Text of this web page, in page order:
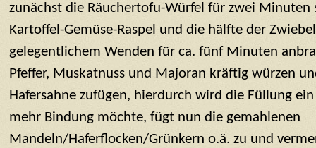
zunächst die Räuchertofu-Würfel für zwei Minuten
Kartoffel-Gemüse-Raspel und die hälfte der
gelegentlichem Wenden für ca. fünf Minuten
Pfeffer, Muskatnuss und Majoran kräftig würzen
Hafersahne zufügen, hierdurch wird die Füllung
mehr Bindung möchte, fügt nun die gemahlenen
Mandeln/Haferflocken/Grünkern o.ä. zu und